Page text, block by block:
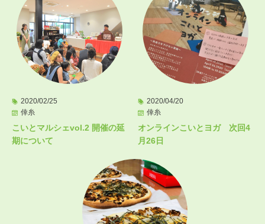
2020/02/25
倖糸
こいとマルシェvol.2 開催の延
期について
2020/04/20
倖糸
オンラインこいとヨガ 次回4
月26日